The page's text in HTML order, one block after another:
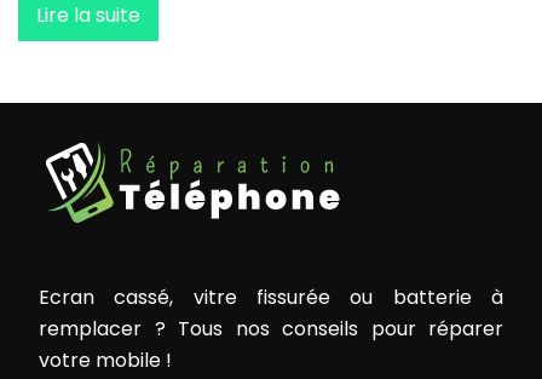
Lire la suite
Ecran cassé, vitre fissurée ou batterie à
remplacer ? Tous nos conseils pour réparer
votre mobile !